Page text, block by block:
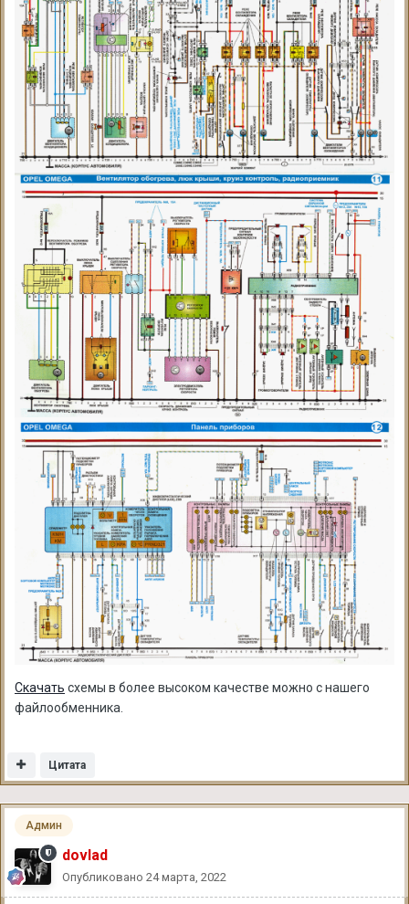
Скачать схемы в более высоком качестве можно с нашего
файлообменника.
Цитата
Админ
dovlad
Опубликовано 24 марта, 2022